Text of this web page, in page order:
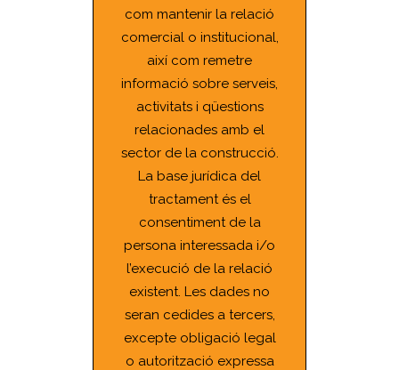
com mantenir la relació
comercial o institucional,
així com remetre
informació sobre serveis,
activitats i qüestions
relacionades amb el
sector de la construcció.
La base jurídica del
tractament és el
consentiment de la
persona interessada i/o
l’execució de la relació
existent. Les dades no
seran cedides a tercers,
excepte obligació legal
o autorització expressa